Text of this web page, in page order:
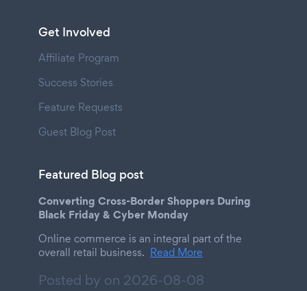
Get Involved
Affiliate Program
Success Stories
Feature Requests
Guest Blog Post
Featured Blog post
Converting Cross-Border Shoppers During
Black Friday & Cyber Monday
Online commerce is an integral part of the
overall retail business. Read More
Posted by on 2026-08-08